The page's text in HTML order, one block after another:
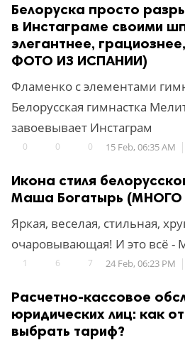
Белоруска просто
в Инстаграме своими
элегантнее,
ФОТО ИЗ ИСПАНИИ)
Фламенко с элементами
Белорусская гимнастка
завоевывает Инстаграм
0 0 0 15 Feb, 06:35 AM
Икона стиля
Маша Богатырь
Яркая, веселая, стильная,
очаровывающая! И это всё -
1 6 7 24 Feb, 06:23 PM
Расчетно-кассовое
юридических лиц: как
выбрать тариф?